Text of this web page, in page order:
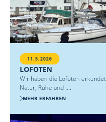
11.5.2026
LOFOTEN
Wir haben die Lofoten
Natur, Ruhe und ....
MEHR ERFAHREN